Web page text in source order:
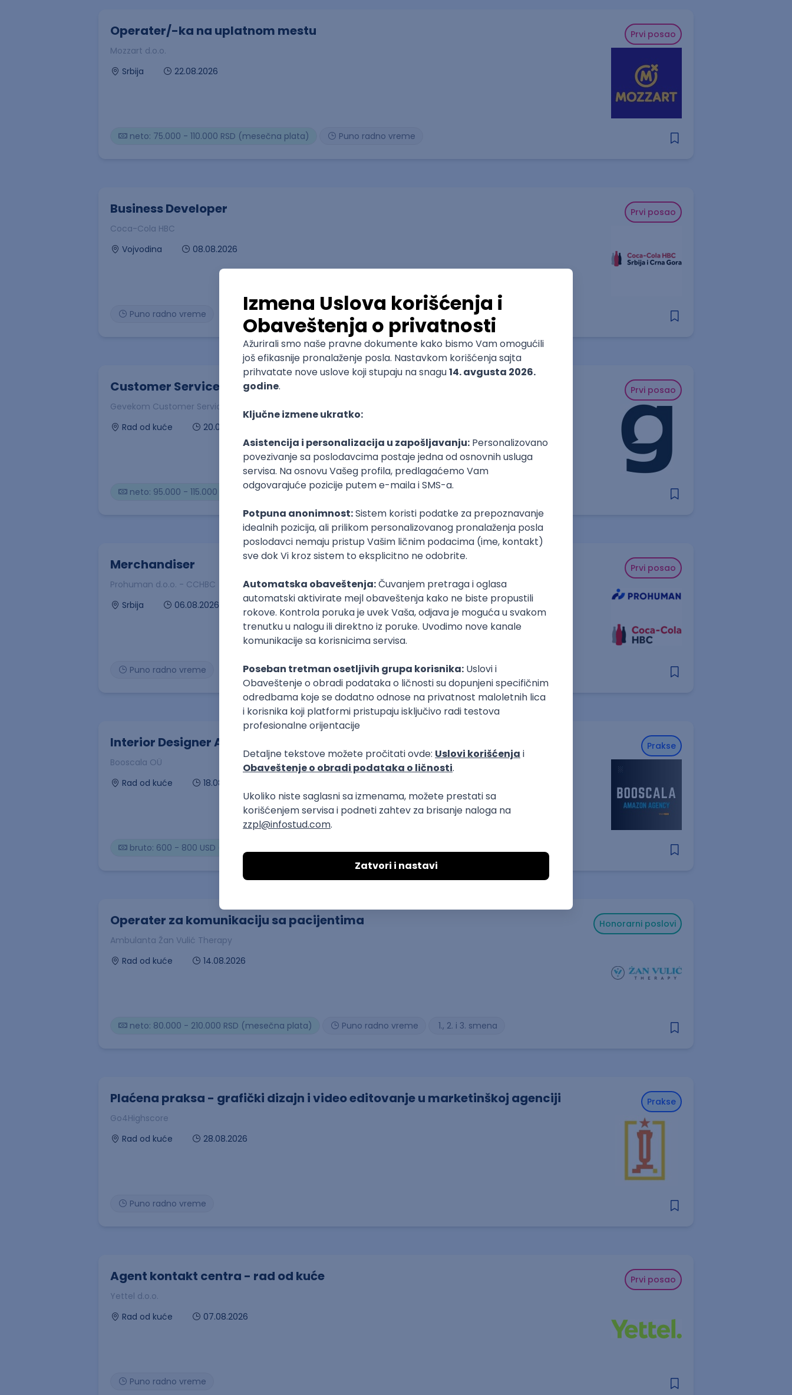
Prvi posao
Operater/-ka na uplatnom mestu
Mozzart d.o.o.
Srbija
22.08.2026
Puno radno vreme
neto: 75.000 - 110.000 RSD (mesečna plata)
Prvi posao
Business Developer
Coca-Cola HBC
Vojvodina
08.08.2026
Puno radno vreme
Prvi posao
Customer Service Expert – Aviation & Travel (Deutsch und Englisch)
Gevekom Customer Services d.o.o.
Rad od kuće
20.08.2026
1. i 2. smena
Puno radno vreme
neto: 95.000 - 115.000 RSD (mesečna plata)
Prvi posao
Merchandiser
Prohuman d.o.o. - CCHBC
Srbija
06.08.2026
Puno radno vreme
Prakse
Interior Designer AI
Booscala OÜ
Rad od kuće
18.08.2026
bruto: 600 - 800 USD (mesečna plata)
Honorarni poslovi
Operater za komunikaciju sa pacijentima
Ambulanta Žan Vulić Therapy
Rad od kuće
14.08.2026
1., 2. i 3. smena
Puno radno vreme
neto: 80.000 - 210.000 RSD (mesečna plata)
Prakse
Plaćena praksa - grafički dizajn i video editovanje u marketinškoj agenciji
Go4Highscore
Rad od kuće
28.08.2026
Puno radno vreme
Prvi posao
Agent kontakt centra - rad od kuće
Yettel d.o.o.
Rad od kuće
07.08.2026
Puno radno vreme